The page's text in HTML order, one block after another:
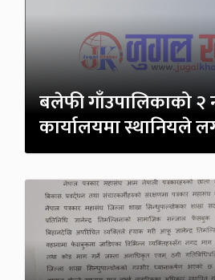
बलेफी गाँउपालिकाको २
कार्यालयमा स्थानियले